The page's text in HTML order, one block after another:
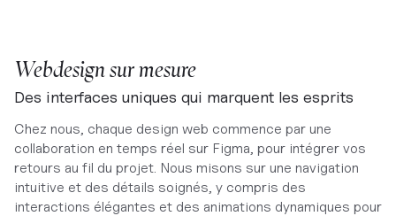
Webdesign sur mesure
Des interfaces uniques qui marquent les esprits
Chez nous, chaque design web commence par une
collaboration en temps réel sur Figma, pour intégrer vos
retours au fil du projet. Nous misons sur une navigation
intuitive et des détails soignés, y compris des
interactions élégantes et des animations dynamiques pour